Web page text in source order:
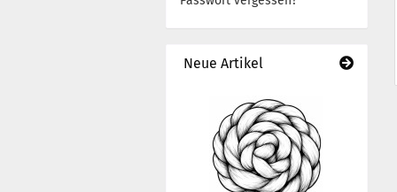
Neue Artikel